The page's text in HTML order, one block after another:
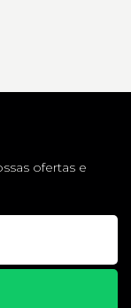
ofertas e